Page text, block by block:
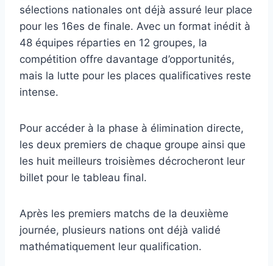
sélections nationales ont déjà assuré leur place
pour les 16es de finale. Avec un format inédit à
48 équipes réparties en 12 groupes, la
compétition offre davantage d’opportunités,
mais la lutte pour les places qualificatives reste
intense.
Pour accéder à la phase à élimination directe,
les deux premiers de chaque groupe ainsi que
les huit meilleurs troisièmes décrocheront leur
billet pour le tableau final.
Après les premiers matchs de la deuxième
journée, plusieurs nations ont déjà validé
mathématiquement leur qualification.